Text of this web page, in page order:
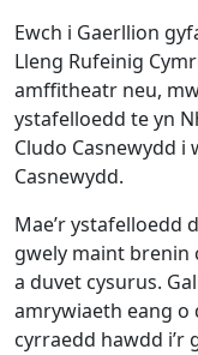
Ewch i Gaerllion
Lleng Rufeinig
amffitheatr neu,
ystafelloedd te yn
Cludo Casnewydd
Casnewydd.
Mae’r ystafelloedd
gwely maint brenin
a duvet cysurus.
amrywiaeth eang o
cyrraedd hawdd i’r